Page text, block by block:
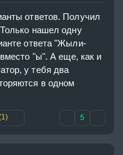
ответов. Получил
Только нашел одну
ответа "Жыли-
"ы". А еще, как и
у тебя два
в одном
5